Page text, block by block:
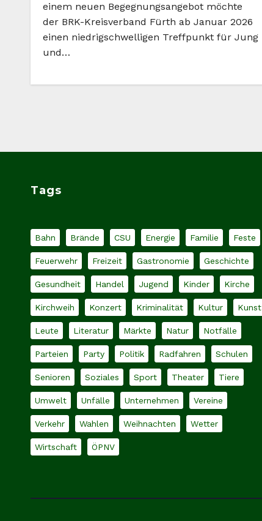
einem neuen Begegnungsangebot möchte
der BRK-Kreisverband Fürth ab Januar 2026
einen niedrigschwelligen Treffpunkt für Jung
und…
Tags
Bahn Brände CSU Energie Familie Feste
Feuerwehr Freizeit Gastronomie Geschichte
Gesundheit Handel Jugend Kinder Kirche
Kirchweih Konzert Kriminalität Kultur Kunst
Leute Literatur Märkte Natur Notfälle
Parteien Party Politik Radfahren Schulen
Senioren Soziales Sport Theater Tiere
Umwelt Unfälle Unternehmen Vereine
Verkehr Wahlen Weihnachten Wetter
Wirtschaft ÖPNV